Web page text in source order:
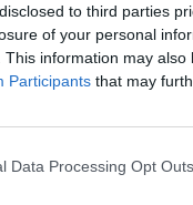
to third parties
of your personal
This information may
Participants that may
Data Processing Opt Outs
it hit a trolleybus.
13, 2025
of Sumy. Photos